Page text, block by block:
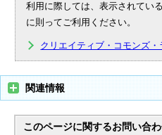
利用に際しては、表示されてい
に則ってご利用ください。
クリエイティブ・コモンズ・
関連情報
このページに関するお問い合